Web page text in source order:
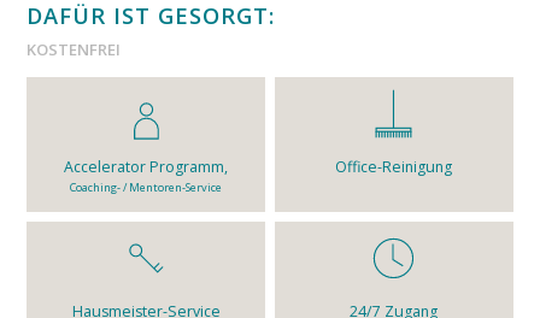
DAFÜR IST GESORGT:
KOSTENFREI
Accelerator Programm,
Coaching- / Mentoren-Service
Office-Reinigung
Hausmeister-Service 24/7 Zugang